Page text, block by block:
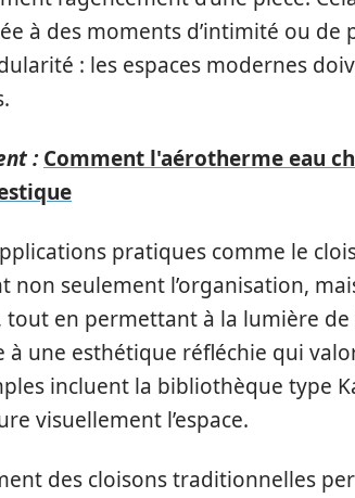
à des moments d’intimité ou de
: les espaces modernes
: Comment l'aérotherme eau
pratiques comme le
non seulement l’organisation,
en permettant à la lumière
une esthétique réfléchie qui
incluent la bibliothèque type
visuellement l’espace.
des cloisons traditionnelles